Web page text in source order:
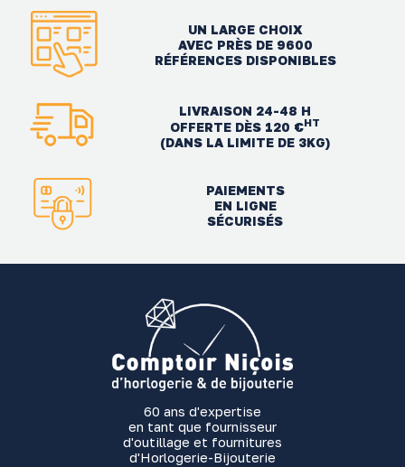
UN LARGE CHOIX
AVEC PRÈS DE 9600
RÉFÉRENCES DISPONIBLES
LIVRAISON 24-48 H
OFFERTE DÈS 120 €HT
(DANS LA LIMITE DE 3KG)
PAIEMENTS
EN LIGNE
SÉCURISÉS
60 ans d'expertise
en tant que fournisseur
d'outillage et fournitures
d'Horlogerie-Bijouterie